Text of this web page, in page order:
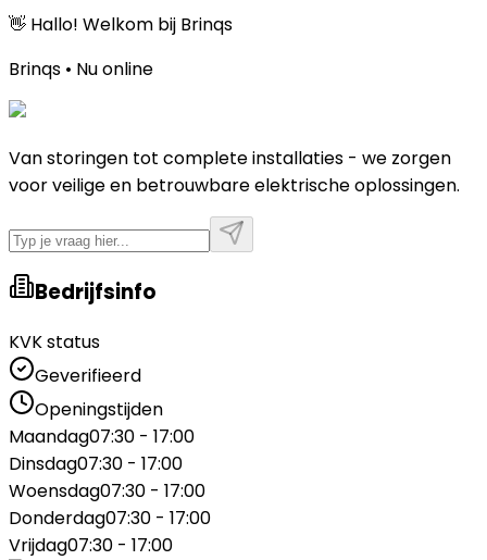
👋 Hallo! Welkom bij Brinqs
Brinqs • Nu online
Van storingen tot complete installaties - we zorgen
voor veilige en betrouwbare elektrische oplossingen.
Bedrijfsinfo
KVK status
Geverifieerd
Openingstijden
Maandag07:30 - 17:00
Dinsdag07:30 - 17:00
Woensdag07:30 - 17:00
Donderdag07:30 - 17:00
Vrijdag07:30 - 17:00